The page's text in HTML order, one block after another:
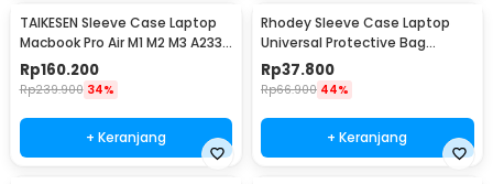
TAIKESEN Sleeve Case Laptop
Macbook Pro Air M1 M2 M3 A2337
A2338 13 Inch - PW42
Rp160.200
Rp239.900 34%
+ Keranjang
Rhodey Sleeve Case Laptop
Universal Protective Bag
Neoprene with Pouch 13 Inch -
AK03
Rp37.800
Rp66.900 44%
+ Keranjang